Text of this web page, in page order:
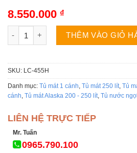
dựa trên
8.550.000 ₫
Tủ mát Alaska LC-455H | 270L 1
THÊM VÀO GIỎ
SKU: LC-455H
Danh mục: Tủ mát 1 cánh, Tủ mát 250 lít, Tủ
cánh, Tủ mát Alaska 200 - 250 lít, Tủ nước
LIÊN HỆ TRỰC TIẾP
Mr. Tuấn
0965.790.100